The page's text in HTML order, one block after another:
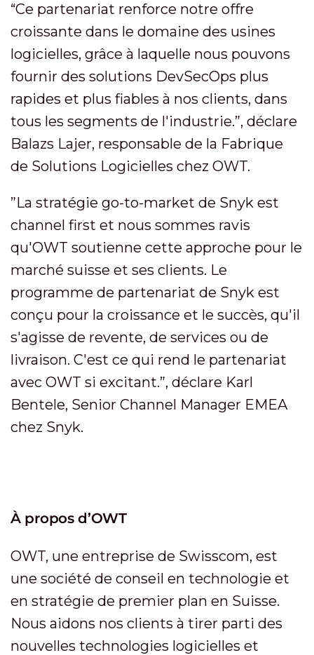
“Ce partenariat renforce notre offre
croissante dans le domaine des usines
logicielles, grâce à laquelle nous pouvons
fournir des solutions DevSecOps plus
rapides et plus fiables à nos clients, dans
tous les segments de l'industrie.”, déclare
Balazs Lajer, responsable de la Fabrique
de Solutions Logicielles chez OWT.
”La stratégie go-to-market de Snyk est
channel first et nous sommes ravis
qu'OWT soutienne cette approche pour le
marché suisse et ses clients. Le
programme de partenariat de Snyk est
conçu pour la croissance et le succès, qu'il
s'agisse de revente, de services ou de
livraison. C'est ce qui rend le partenariat
avec OWT si excitant.”, déclare Karl
Bentele, Senior Channel Manager EMEA
chez Snyk.
À propos d’OWT
OWT, une entreprise de Swisscom, est
une société de conseil en technologie et
en stratégie de premier plan en Suisse.
Nous aidons nos clients à tirer parti des
nouvelles technologies logicielles et